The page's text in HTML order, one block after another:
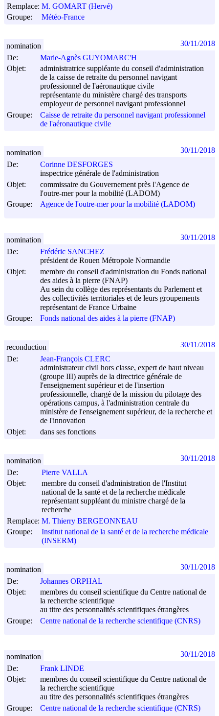
Remplace: M. GOMART (Hervé)
Groupe:
Météo-France
De:
Marie-Agnès GUYOMARC'H
Objet:
administratrice suppléante du conseil d'administration
de la caisse de retraite du personnel navigant
professionnel de l'aéronautique civile
représentante du ministère chargé des transports
employeur de personnel navigant professionnel
Groupe:
Caisse de retraite du personnel navigant professionnel
de l'aéronautique civile
nomination 30/11/2018
De:
Corinne DESFORGES
inspectrice générale de l'administration
Objet:
commissaire du Gouvernement près l'Agence de
l'outre-mer pour la mobilité (LADOM)
Groupe:
Agence de l'outre-mer pour la mobilité (LADOM)
nomination 30/11/2018
De:
Frédéric SANCHEZ
président de Rouen Métropole Normandie
Objet:
membre du conseil d'administration du Fonds national
des aides à la pierre (FNAP)
Au sein du collège des représentants du Parlement et
des collectivités territoriales et de leurs groupements
représentant de France Urbaine
Groupe:
Fonds national des aides à la pierre (FNAP)
nomination 30/11/2018
De:
Jean-François CLERC
administrateur civil hors classe, expert de haut niveau
(groupe III) auprès de la directrice générale de
l'enseignement supérieur et de l'insertion
professionnelle, chargé de la mission du pilotage des
opérations campus, à l'administration centrale du
ministère de l'enseignement supérieur, de la recherche et
de l'innovation
Objet:
dans ses fonctions
reconduction 30/11/2018
De:
Pierre VALLA
Objet:
membre du conseil d'administration de l'Institut
national de la santé et de la recherche médicale
représentant suppléant du ministre chargé de la
recherche
Remplace: M. Thierry BERGEONNEAU
Groupe:
Institut national de la santé et de la recherche médicale
(INSERM)
nomination 30/11/2018
De:
Johannes ORPHAL
Objet:
membres du conseil scientifique du Centre national de
la recherche scientifique
au titre des personnalités scientifiques étrangères
Groupe:
Centre national de la recherche scientifique (CNRS)
nomination 30/11/2018
De:
Frank LINDE
Objet:
membres du conseil scientifique du Centre national de
la recherche scientifique
au titre des personnalités scientifiques étrangères
Groupe:
Centre national de la recherche scientifique (CNRS)
nomination 30/11/2018